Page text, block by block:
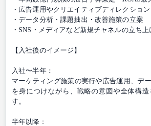
・広告運用やクリエイティブディレクション
・データ分析・課題抽出・改善施策の立案
・SNS・メディアなど新規チャネルの立ち上
【入社後のイメージ】
入社〜半年：
マーケティング施策の実行や広告運用、デ
を身につけながら、戦略の意図や全体構造
す。
半年以降：